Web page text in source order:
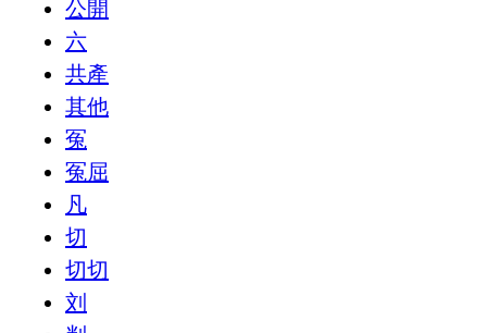
公開
六
共產
其他
冤
冤屈
凡
切
切切
刘